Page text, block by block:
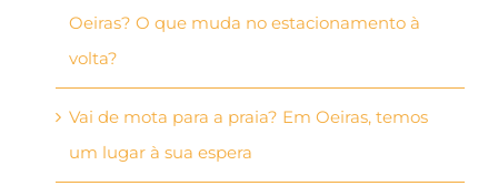
Oeiras? O que muda no estacionamento à
volta?
Vai de mota para a praia? Em Oeiras, temos
um lugar à sua espera